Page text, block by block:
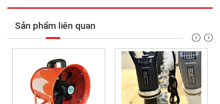
Sản phẩm liên quan